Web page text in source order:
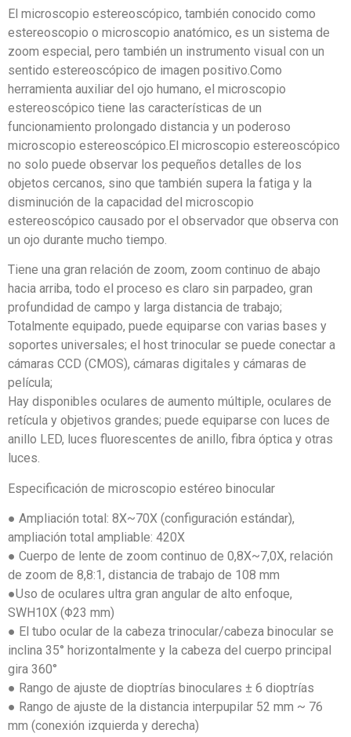
El microscopio estereoscópico, también conocido como
estereoscopio o microscopio anatómico, es un sistema de
zoom especial, pero también un instrumento visual con un
sentido estereoscópico de imagen positivo.Como
herramienta auxiliar del ojo humano, el microscopio
estereoscópico tiene las características de un
funcionamiento prolongado distancia y un poderoso
microscopio estereoscópico.El microscopio estereoscópico
no solo puede observar los pequeños detalles de los
objetos cercanos, sino que también supera la fatiga y la
disminución de la capacidad del microscopio
estereoscópico causado por el observador que observa con
un ojo durante mucho tiempo.
Tiene una gran relación de zoom, zoom continuo de abajo
hacia arriba, todo el proceso es claro sin parpadeo, gran
profundidad de campo y larga distancia de trabajo;
Totalmente equipado, puede equiparse con varias bases y
soportes universales; el host trinocular se puede conectar a
cámaras CCD (CMOS), cámaras digitales y cámaras de
película;
Hay disponibles oculares de aumento múltiple, oculares de
retícula y objetivos grandes; puede equiparse con luces de
anillo LED, luces fluorescentes de anillo, fibra óptica y otras
luces.
Especificación de microscopio estéreo binocular
● Ampliación total: 8X~70X (configuración estándar),
ampliación total ampliable: 420X
● Cuerpo de lente de zoom continuo de 0,8X~7,0X, relación
de zoom de 8,8:1, distancia de trabajo de 108 mm
●Uso de oculares ultra gran angular de alto enfoque,
SWH10X (Φ23 mm)
● El tubo ocular de la cabeza trinocular/cabeza binocular se
inclina 35° horizontalmente y la cabeza del cuerpo principal
gira 360°
● Rango de ajuste de dioptrías binoculares ± 6 dioptrías
● Rango de ajuste de la distancia interpupilar 52 mm ~ 76
mm (conexión izquierda y derecha)